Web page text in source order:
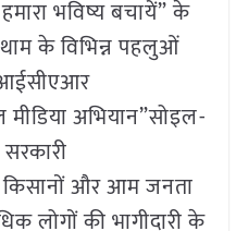
भविष्य बचायें” के
के विभिन्न पहलुओं
आईसीएआर
अभियान”सोइल-
किसानों और आम जनता
लोगों की भागीदारी के